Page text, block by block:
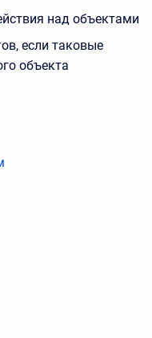
над объектами
если таковые
объекта